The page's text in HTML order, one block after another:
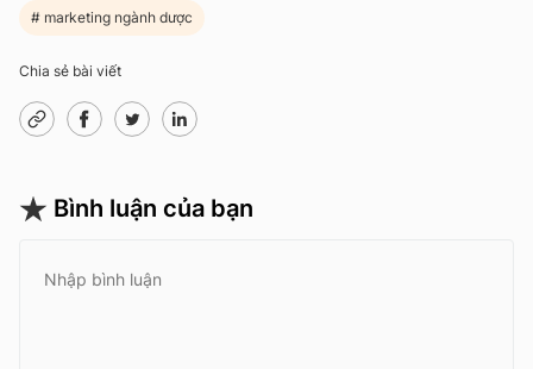
marketing ngành dược
Chia sẻ bài viết
Bình luận của bạn